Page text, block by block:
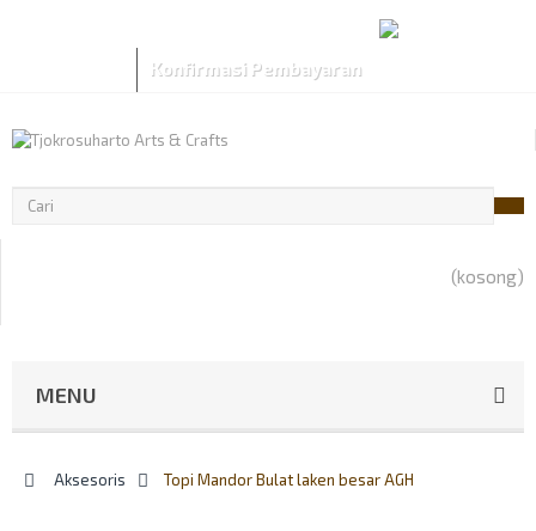
Konfirmasi Pembayaran
(kosong)
MENU
> Aksesoris > Topi Mandor Bulat laken besar AGH